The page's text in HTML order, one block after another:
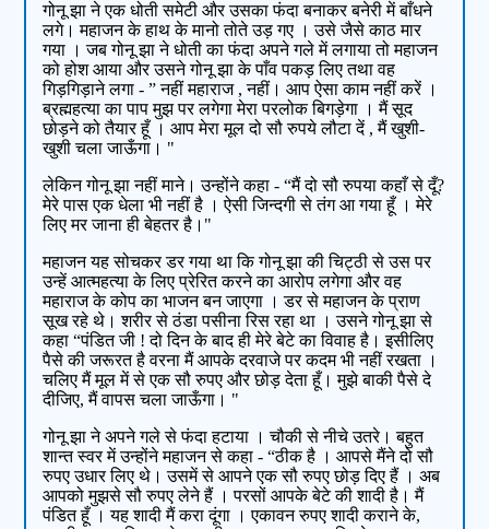
गोनू झा ने एक धोती समेटी और उसका फंदा बनाकर बनेरी में बाँधने
लगे। महाजन के हाथ के मानो तोते उड़ गए । उसे जैसे काठ मार
गया । जब गोनू झा ने धोती का फंदा अपने गले में लगाया तो महाजन
को होश आया और उसने गोनू झा के पाँव पकड़ लिए तथा वह
गिड़गिड़ाने लगा - ” नहीं महाराज , नहीं। आप ऐसा काम नहीं करें ।
ब्रह्महत्या का पाप मुझ पर लगेगा मेरा परलोक बिगड़ेगा । मैं सूद
छोड़ने को तैयार हूँ । आप मेरा मूल दो सौ रुपये लौटा दें , मैं खुशी-
खुशी चला जाऊँगा। "
लेकिन गोनू झा नहीं माने। उन्होंने कहा - “मैं दो सौ रुपया कहाँ से दूँ?
मेरे पास एक धेला भी नहीं है । ऐसी जिन्दगी से तंग आ गया हूँ । मेरे
लिए मर जाना ही बेहतर है।"
महाजन यह सोचकर डर गया था कि गोनू झा की चिट्ठी से उस पर
उन्हें आत्महत्या के लिए प्रेरित करने का आरोप लगेगा और वह
महाराज के कोप का भाजन बन जाएगा । डर से महाजन के प्राण
सूख रहे थे। शरीर से ठंडा पसीना रिस रहा था । उसने गोनू झा से
कहा “पंडित जी ! दो दिन के बाद ही मेरे बेटे का विवाह है। इसीलिए
पैसे की जरूरत है वरना मैं आपके दरवाजे पर कदम भी नहीं रखता ।
चलिए मैं मूल में से एक सौ रुपए और छोड़ देता हूँ। मुझे बाकी पैसे दे
दीजिए, मैं वापस चला जाऊँगा। "
गोनू झा ने अपने गले से फंदा हटाया । चौकी से नीचे उतरे। बहुत
शान्त स्वर में उन्होंने महाजन से कहा - “ठीक है । आपसे मैंने दो सौ
रुपए उधार लिए थे। उसमें से आपने एक सौ रुपए छोड़ दिए हैं । अब
आपको मुझसे सौ रुपए लेने हैं । परसों आपके बेटे की शादी है। मैं
पंडित हूँ । यह शादी मैं करा दूंगा । एकावन रुपए शादी कराने के,